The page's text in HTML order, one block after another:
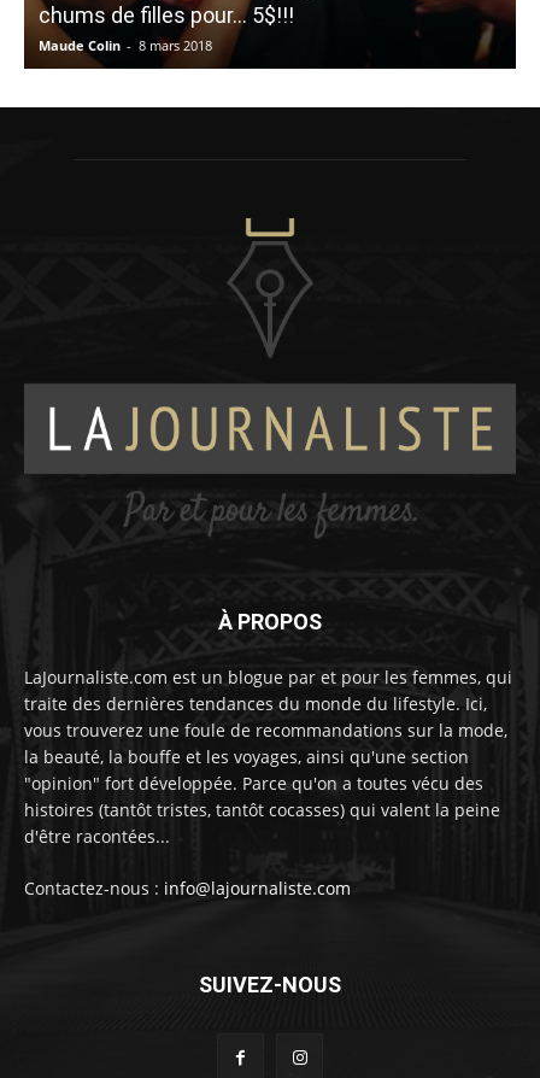
chums de filles pour… 5$!!!
Maude Colin - 8 mars 2018
À PROPOS
LaJournaliste.com est un blogue par et pour les femmes, qui
traite des dernières tendances du monde du lifestyle. Ici,
vous trouverez une foule de recommandations sur la mode,
la beauté, la bouffe et les voyages, ainsi qu'une section
"opinion" fort développée. Parce qu'on a toutes vécu des
histoires (tantôt tristes, tantôt cocasses) qui valent la peine
d'être racontées...
Contactez-nous : info@lajournaliste.com
SUIVEZ-NOUS